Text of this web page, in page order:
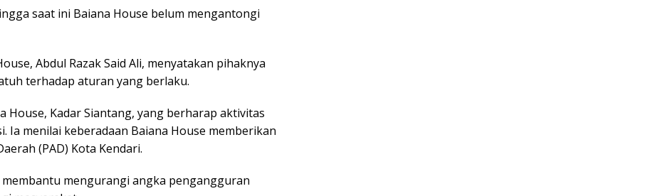
saat ini Baiana House belum mengantongi
Abdul Razak Said Ali, menyatakan pihaknya
terhadap aturan yang berlaku.
House, Kadar Siantang, yang berharap aktivitas
Ia menilai keberadaan Baiana House memberikan
(PAD) Kota Kendari.
mengurangi angka pengangguran